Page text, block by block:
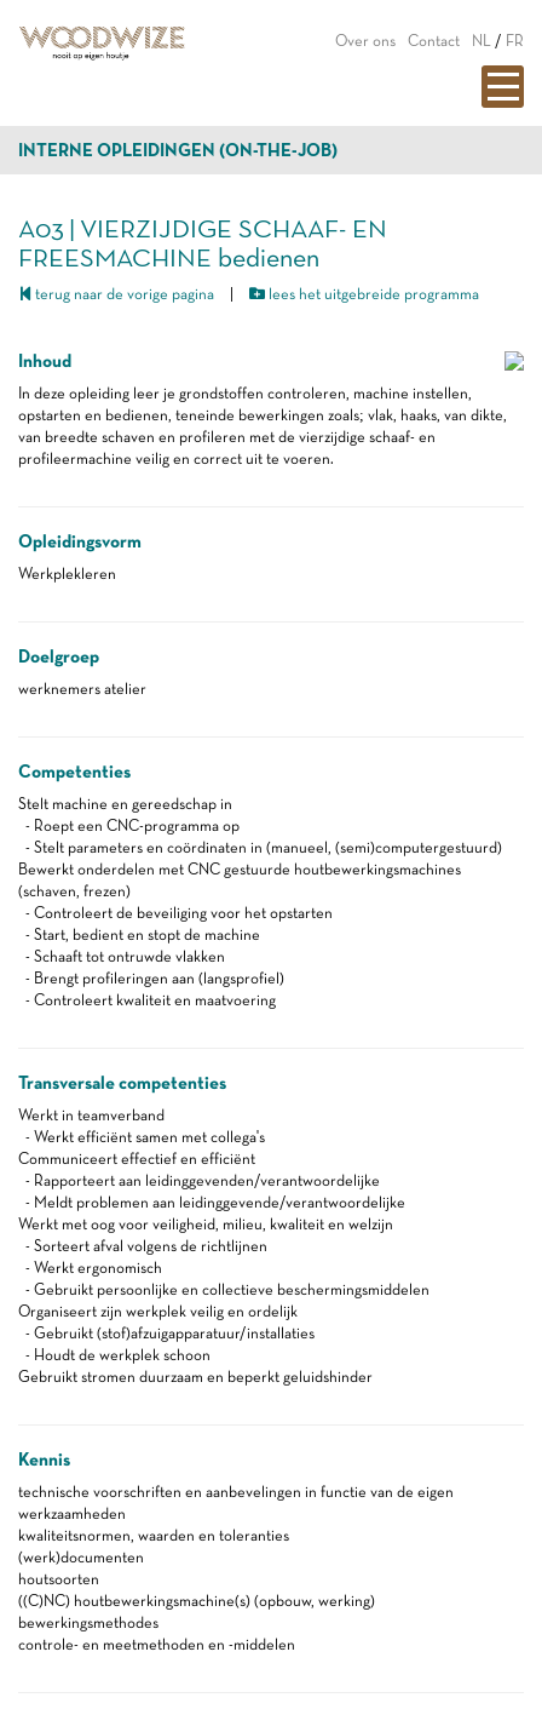
Over ons Contact NL / FR
INTERNE OPLEIDINGEN (ON-THE-JOB)
A03 | VIERZIJDIGE SCHAAF- EN
FREESMACHINE bedienen
terug naar de vorige pagina lees het uitgebreide programma
Inhoud
In deze opleiding leer je grondstoffen controleren, machine instellen,
opstarten en bedienen, teneinde bewerkingen zoals; vlak, haaks, van dikte,
van breedte schaven en profileren met de vierzijdige schaaf- en
profileermachine veilig en correct uit te voeren.
Opleidingsvorm
Werkplekleren
Doelgroep
werknemers atelier
Competenties
Stelt machine en gereedschap in
- Roept een CNC-programma op
- Stelt parameters en coördinaten in (manueel, (semi)computergestuurd)
Bewerkt onderdelen met CNC gestuurde houtbewerkingsmachines
(schaven, frezen)
- Controleert de beveiliging voor het opstarten
- Start, bedient en stopt de machine
- Schaaft tot ontruwde vlakken
- Brengt profileringen aan (langsprofiel)
- Controleert kwaliteit en maatvoering
Transversale competenties
Werkt in teamverband
- Werkt efficiënt samen met collega's
Communiceert effectief en efficiënt
- Rapporteert aan leidinggevenden/verantwoordelijke
- Meldt problemen aan leidinggevende/verantwoordelijke
Werkt met oog voor veiligheid, milieu, kwaliteit en welzijn
- Sorteert afval volgens de richtlijnen
- Werkt ergonomisch
- Gebruikt persoonlijke en collectieve beschermingsmiddelen
Organiseert zijn werkplek veilig en ordelijk
- Gebruikt (stof)afzuigapparatuur/installaties
- Houdt de werkplek schoon
Gebruikt stromen duurzaam en beperkt geluidshinder
Kennis
technische voorschriften en aanbevelingen in functie van de eigen
werkzaamheden
kwaliteitsnormen, waarden en toleranties
(werk)documenten
houtsoorten
((C)NC) houtbewerkingsmachine(s) (opbouw, werking)
bewerkingsmethodes
controle- en meetmethoden en -middelen